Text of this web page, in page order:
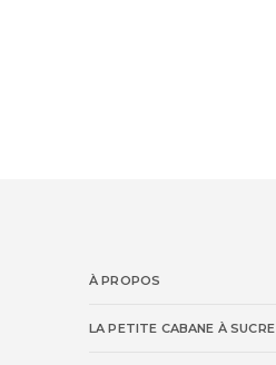
À PROPOS
LA PETITE CABANE À SUCRE